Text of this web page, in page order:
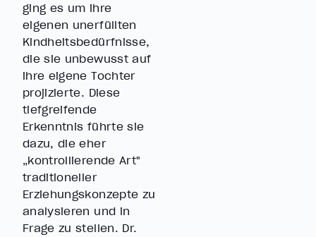
ging es um ihre
eigenen unerfüllten
Kindheitsbedürfnisse,
die sie unbewusst auf
ihre eigene Tochter
projizierte. Diese
tiefgreifende
Erkenntnis führte sie
dazu, die eher
„kontrollierende Art"
traditioneller
Erziehungskonzepte zu
analysieren und in
Frage zu stellen. Dr.